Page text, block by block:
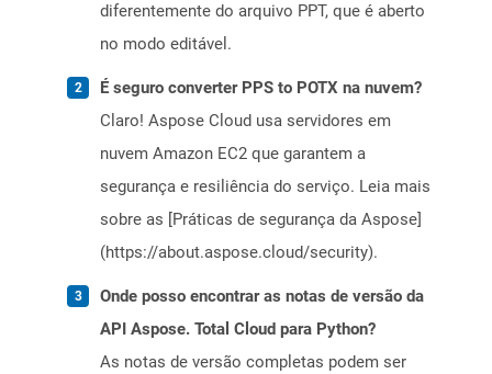
diferentemente do arquivo PPT, que é aberto
no modo editável.
É seguro converter PPS to POTX na nuvem?
Claro! Aspose Cloud usa servidores em
nuvem Amazon EC2 que garantem a
segurança e resiliência do serviço. Leia mais
sobre as [Práticas de segurança da Aspose]
(https://about.aspose.cloud/security).
Onde posso encontrar as notas de versão da
API Aspose. Total Cloud para Python?
As notas de versão completas podem ser